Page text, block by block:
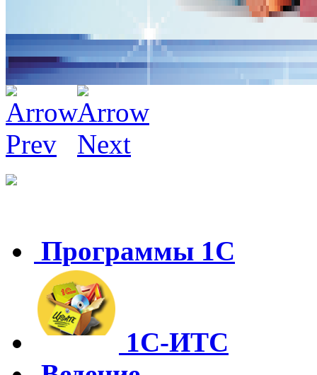
Программы 1С
1С-ИТС